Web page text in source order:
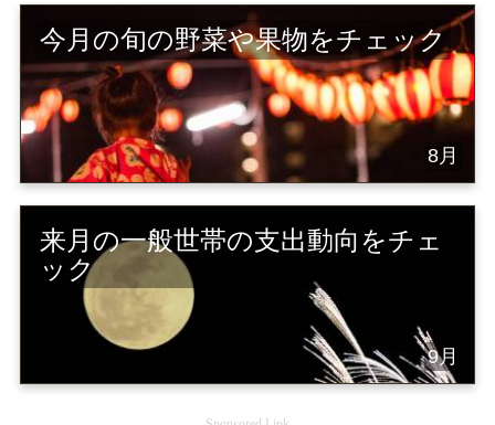
今月の旬の野菜や果物をチェック
8月
来月の一般世帯の支出動向をチェ
ック
9月